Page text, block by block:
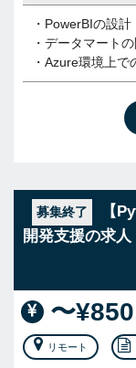
・PowerBIの設
・データマート
・Azure環境上で
募集終了
【
開発支援の求人
〜
リモート